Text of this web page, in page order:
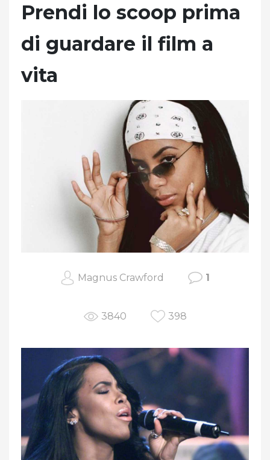
Prendi lo scoop prima
di guardare il film a
vita
Magnus Crawford 1
3840 398